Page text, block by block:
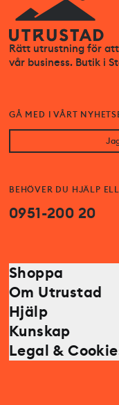
Rätt utrustning för
vår business. Butik i
BEHÖVER DU HJÄLP
0951-200 20
GÅ MED I VÅRT
Shoppa
Om Utrustad
Hjälp
Kunskap
Legal &